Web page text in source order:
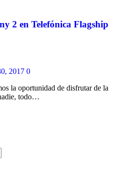
2 en Telefónica Flagship
2017 0
la oportunidad de disfrutar de la
todo…